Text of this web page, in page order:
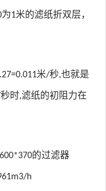
为1米的滤纸折双层，
米/秒,也就是
秒时,滤纸的初阻力在
的过滤器
h